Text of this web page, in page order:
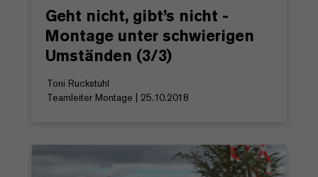
Geht nicht, gibt’s nicht -
Montage unter schwierigen
Umständen (3/3)
Toni Ruckstuhl
Teamleiter Montage | 25.10.2018